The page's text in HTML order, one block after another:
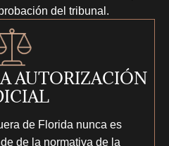
del tribunal.
AUTORIZACIÓN
de Florida nunca es
de la normativa de la